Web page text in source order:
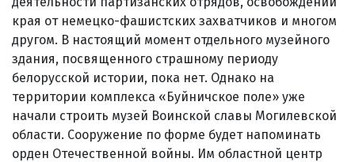
края от немецко-фашистских захватчиков и многом
другом. В настоящий момент отдельного музейного
здания, посвященного страшному периоду
белорусской истории, пока нет. Однако на
территории комплекса «Буйничское поле» уже
начали строить музей Воинской славы Могилевской
области. Сооружение по форме будет напоминать
орден Отечественной войны. Им областной центр